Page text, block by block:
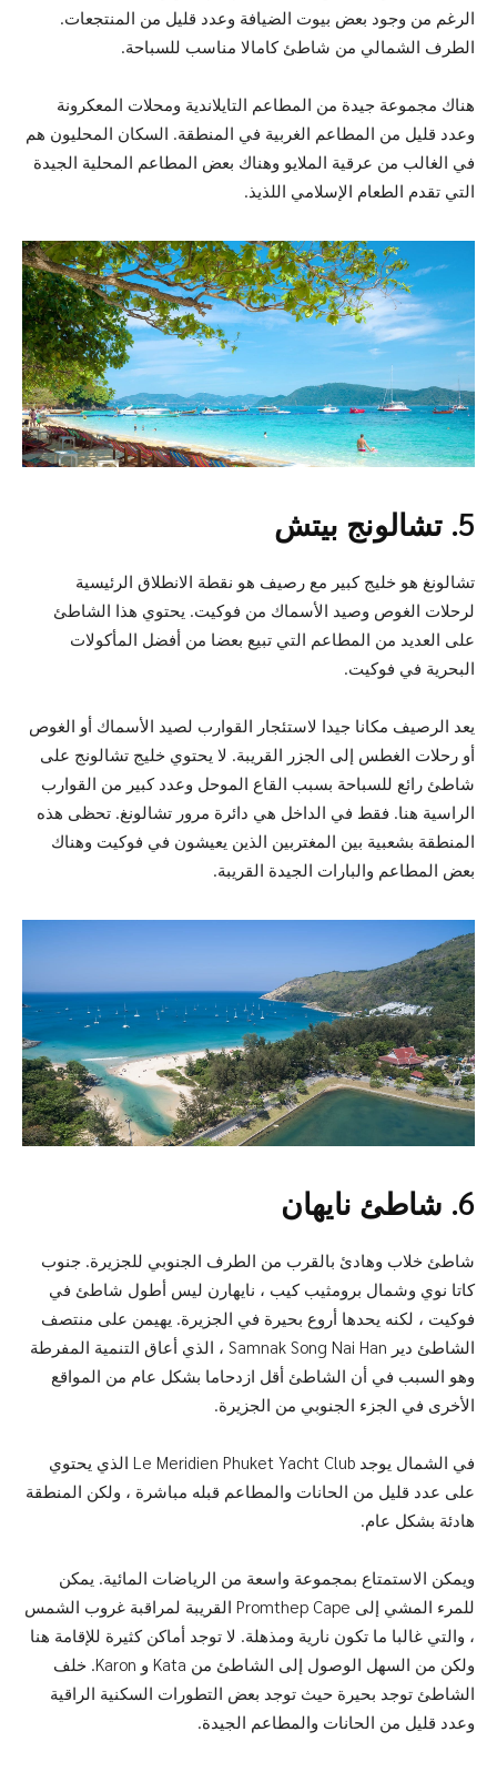
الرغم من وجود بعض بيوت الضيافة وعدد قليل من المنتجعات.
الطرف الشمالي من شاطئ كامالا مناسب للسباحة.
هناك مجموعة جيدة من المطاعم التايلاندية ومحلات المعكرونة
وعدد قليل من المطاعم الغربية في المنطقة. السكان المحليون هم
في الغالب من عرقية الملايو وهناك بعض المطاعم المحلية الجيدة
التي تقدم الطعام الإسلامي اللذيذ.
5. تشالونج بيتش
تشالونغ هو خليج كبير مع رصيف هو نقطة الانطلاق الرئيسية
لرحلات الغوص وصيد الأسماك من فوكيت. يحتوي هذا الشاطئ
على العديد من المطاعم التي تبيع بعضا من أفضل المأكولات
البحرية في فوكيت.
يعد الرصيف مكانا جيدا لاستئجار القوارب لصيد الأسماك أو الغوص
أو رحلات الغطس إلى الجزر القريبة. لا يحتوي خليج تشالونج على
شاطئ رائع للسباحة بسبب القاع الموحل وعدد كبير من القوارب
الراسية هنا. فقط في الداخل هي دائرة مرور تشالونغ. تحظى هذه
المنطقة بشعبية بين المغتربين الذين يعيشون في فوكيت وهناك
بعض المطاعم والبارات الجيدة القريبة.
6. شاطئ نايهان
شاطئ خلاب وهادئ بالقرب من الطرف الجنوبي للجزيرة. جنوب
كاتا نوي وشمال برومثيب كيب ، نايهارن ليس أطول شاطئ في
فوكيت ، لكنه يحدها أروع بحيرة في الجزيرة. يهيمن على منتصف
الشاطئ دير Samnak Song Nai Han ، الذي أعاق التنمية المفرطة
وهو السبب في أن الشاطئ أقل ازدحاما بشكل عام من المواقع
الأخرى في الجزء الجنوبي من الجزيرة.
في الشمال يوجد Le Meridien Phuket Yacht Club الذي يحتوي
على عدد قليل من الحانات والمطاعم قبله مباشرة ، ولكن المنطقة
هادئة بشكل عام.
ويمكن الاستمتاع بمجموعة واسعة من الرياضات المائية. يمكن
للمرء المشي إلى Promthep Cape القريبة لمراقبة غروب الشمس
، والتي غالبا ما تكون نارية ومذهلة. لا توجد أماكن كثيرة للإقامة هنا
ولكن من السهل الوصول إلى الشاطئ من Kata و Karon. خلف
الشاطئ توجد بحيرة حيث توجد بعض التطورات السكنية الراقية
وعدد قليل من الحانات والمطاعم الجيدة.